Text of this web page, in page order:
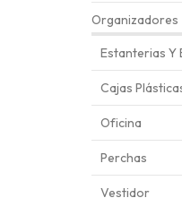
Organizadores
Estanterias Y
Cajas
Oficina
Perchas
Vestidor